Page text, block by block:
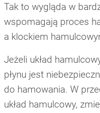
Tak to wygląda w
wspomagają proces
a klockiem
Jeżeli układ
płynu jest
do hamowania. W
układ hamulcowy,